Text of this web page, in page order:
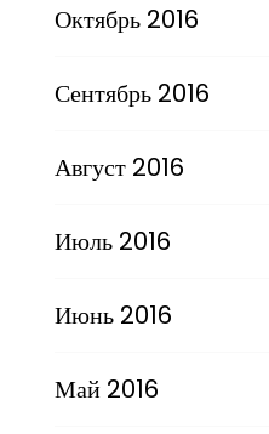
Октябрь 2016
Сентябрь 2016
Август 2016
Июль 2016
Июнь 2016
Май 2016